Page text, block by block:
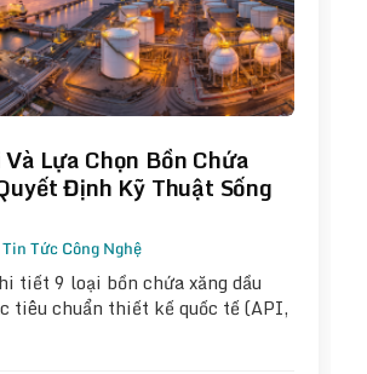
Lựa Chọn Bồn Chứa
Định Kỹ Thuật Sống
Tin Tức Công Nghệ
tiết 9 loại bồn chứa xăng dầu
tiêu chuẩn thiết kế quốc tế (API,